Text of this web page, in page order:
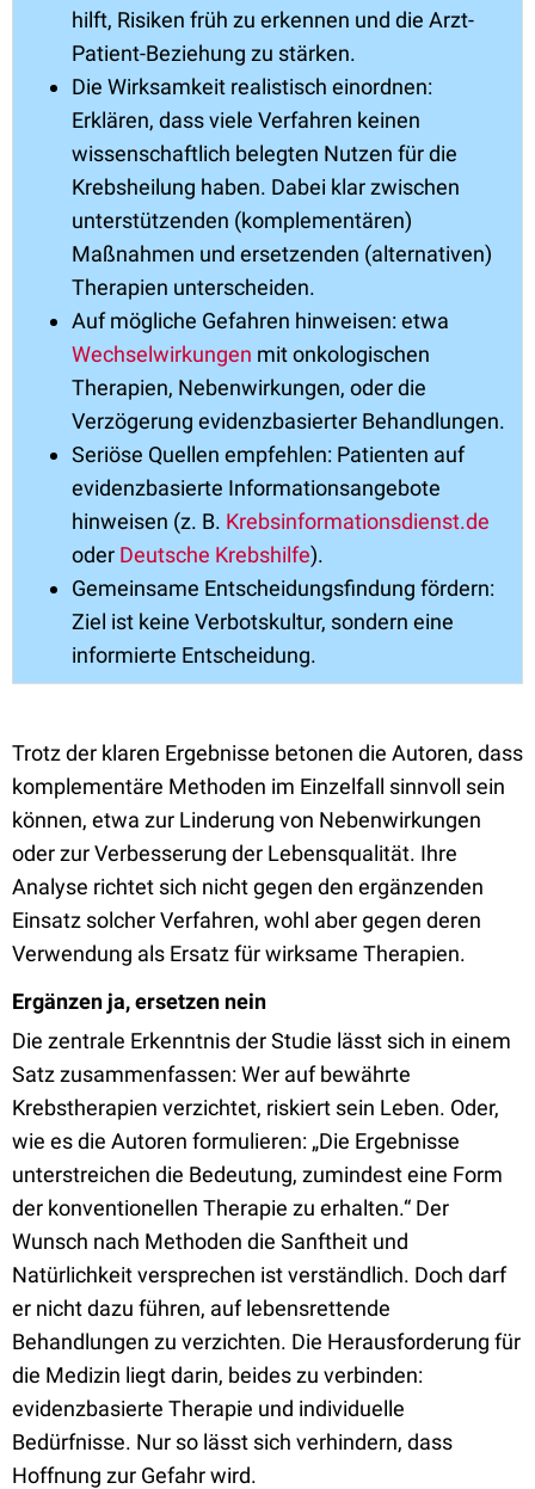
hilft, Risiken früh zu erkennen und die Arzt-
Patient-Beziehung zu stärken.
Die Wirksamkeit realistisch einordnen:
Erklären, dass viele Verfahren keinen
wissenschaftlich belegten Nutzen für die
Krebsheilung haben. Dabei klar zwischen
unterstützenden (komplementären)
Maßnahmen und ersetzenden (alternativen)
Therapien unterscheiden.
Auf mögliche Gefahren hinweisen: etwa
Wechselwirkungen mit onkologischen
Therapien, Nebenwirkungen, oder die
Verzögerung evidenzbasierter Behandlungen.
Seriöse Quellen empfehlen: Patienten auf
evidenzbasierte Informationsangebote
hinweisen (z. B. Krebsinformationsdienst.de
oder Deutsche Krebshilfe).
Gemeinsame Entscheidungsfindung fördern:
Ziel ist keine Verbotskultur, sondern eine
informierte Entscheidung.
Trotz der klaren Ergebnisse betonen die Autoren, dass
komplementäre Methoden im Einzelfall sinnvoll sein
können, etwa zur Linderung von Nebenwirkungen
oder zur Verbesserung der Lebensqualität. Ihre
Analyse richtet sich nicht gegen den ergänzenden
Einsatz solcher Verfahren, wohl aber gegen deren
Verwendung als Ersatz für wirksame Therapien.
Ergänzen ja, ersetzen nein
Die zentrale Erkenntnis der Studie lässt sich in einem
Satz zusammenfassen: Wer auf bewährte
Krebstherapien verzichtet, riskiert sein Leben. Oder,
wie es die Autoren formulieren: „Die Ergebnisse
unterstreichen die Bedeutung, zumindest eine Form
der konventionellen Therapie zu erhalten.“ Der
Wunsch nach Methoden die Sanftheit und
Natürlichkeit versprechen ist verständlich. Doch darf
er nicht dazu führen, auf lebensrettende
Behandlungen zu verzichten. Die Herausforderung für
die Medizin liegt darin, beides zu verbinden:
evidenzbasierte Therapie und individuelle
Bedürfnisse. Nur so lässt sich verhindern, dass
Hoffnung zur Gefahr wird.